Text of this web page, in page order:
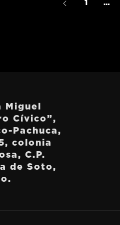
1 …
Miguel
Cívico”,
Pachuca,
colonia
C.P.
de Soto,